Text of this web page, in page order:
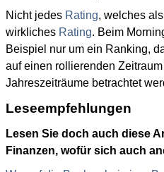
Nicht jedes Rating, welches als
wirkliches Rating. Beim
Beispiel nur um ein Ranking,
auf einen rollierenden
Jahreszeiträume betrachtet
Leseempfehlungen
Lesen Sie doch auch diese
Finanzen, wofür sich auch